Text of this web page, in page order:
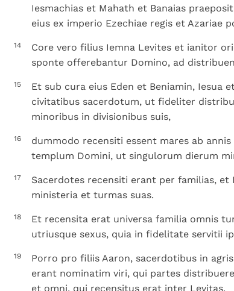
Iesmachias et Mahath et Banaias
eius ex imperio Ezechiae regis et Azariae
14
Core vero filius Iemna Levites et ianitor
sponte offerebantur Domino, ad
15
Et sub cura eius Eden et Beniamin, Iesua
civitatibus sacerdotum, ut fideliter
minoribus in divisionibus suis,
16
dummodo recensiti essent mares ab
templum Domini, ut singulorum dierum
17
Sacerdotes recensiti erant per familias, et
ministeria et turmas suas.
18
Et recensita erat universa familia omnis
utriusque sexus, quia in fidelitate servitii
19
Porro pro filiis Aaron, sacerdotibus in
erant nominatim viri, qui partes
et omni, qui recensitus erat inter Levitas.